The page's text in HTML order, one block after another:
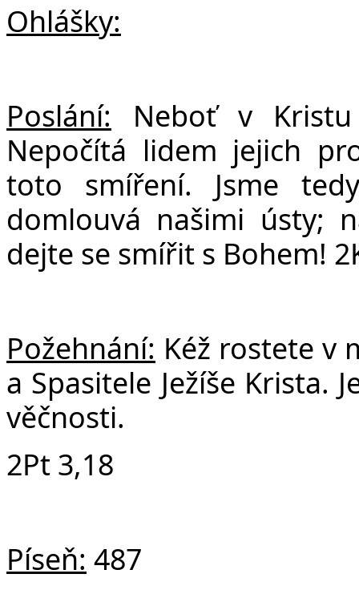
Ohlášky:
Poslání:
Neboť v
Nepočítá lidem jejich
toto smíření. Jsme
domlouvá našimi ústy;
dejte se smířit s Bohem!
Požehnání: Kéž rostete v
a Spasitele Ježíše Krista.
věčnosti.
2Pt 3,18
Píseň: 487